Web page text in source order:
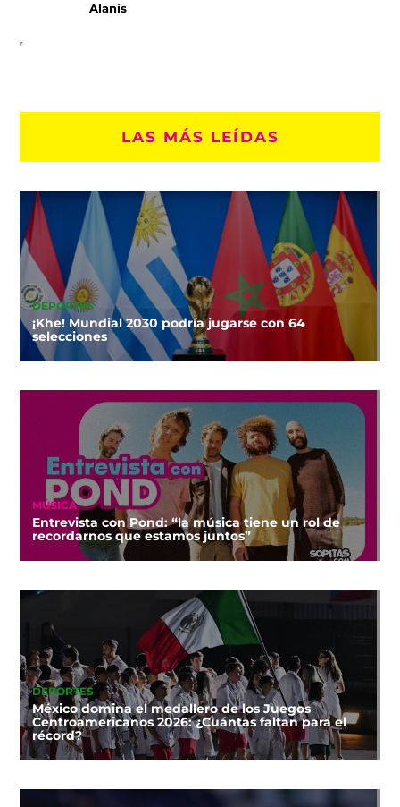
Alanís
LAS MÁS LEÍDAS
DEPORTES
¡Khe! Mundial 2030 podría jugarse con 64
selecciones
MÚSICA
Entrevista con Pond: “la música tiene un rol de
recordarnos que estamos juntos”
DEPORTES
México domina el medallero de los Juegos
Centroamericanos 2026: ¿Cuántas faltan para el
récord?